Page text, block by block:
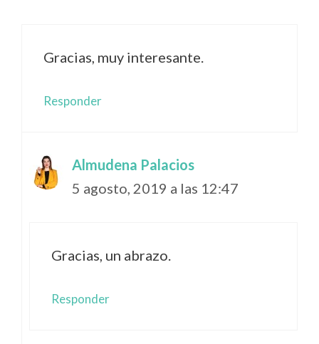
Gracias, muy interesante.
Responder
Almudena Palacios
5 agosto, 2019 a las 12:47
Gracias, un abrazo.
Responder